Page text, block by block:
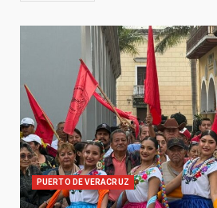
PUERTO DE VERACRUZ